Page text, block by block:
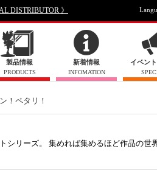
DISTRIBUTOR 》
製品情報
PRODUCTS
新着情報
INFOMATION
イベン
！ペタリ！
シリーズ。 集めれば集めるほど作品の世